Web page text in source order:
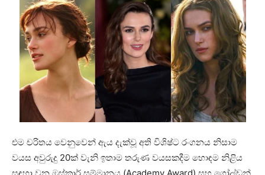
එම චරිතය වෙනුවෙන් ඇය දැක්වූ අති විශිෂ්ට රංගනය නිසාම
වයස අවුරුදු 20ක් වැනි ඉතාම තරුණ වයසකදීම හොඳම නිළිය